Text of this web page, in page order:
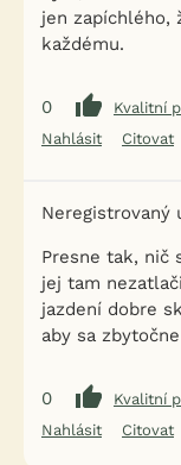
jen zapíchlého,
každému.
0
Kvalitní
Nahlásit
Citovat
Neregistrovaný
Presne tak, nič
jej tam
jazdení dobre
aby sa
0
Kvalitní
Nahlásit
Citovat